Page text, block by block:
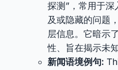
探测”，常用于
及或隐藏的问题
层信息。它暗示
性、旨在揭示未
新闻语境例句: